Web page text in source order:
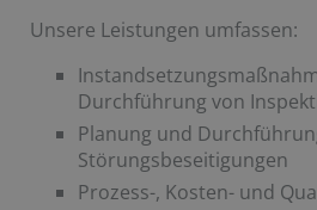
Unsere Leistungen umfassen:
Durchführung von
Planung und
Störungsbeseitigungen
Prozess-, Kosten- und